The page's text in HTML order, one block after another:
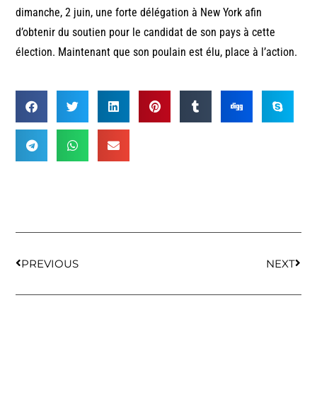
dimanche, 2 juin, une forte délégation à New York afin
d’obtenir du soutien pour le candidat de son pays à cette
élection. Maintenant que son poulain est élu, place à l’action.
PREVIOUS NEXT